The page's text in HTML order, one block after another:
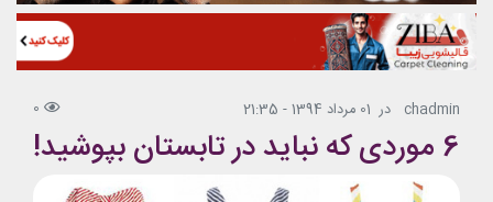
chadmin در 01 مرداد 1394 - 21:35 0
6 موردی که نباید در تابستان بپوشید!